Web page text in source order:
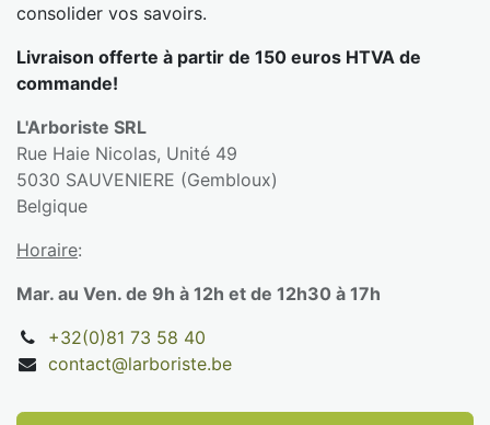
consolider vos savoirs.
Livraison offerte à partir de 150 euros HTVA de
commande!
L'Arboriste SRL
Rue Haie Nicolas, Unité 49
5030 SAUVENIERE (Gembloux)
Belgique
Horaire:
Mar. au Ven. de 9h à 12h et de 12h30 à 17h
+32(0)81 73 58 40
contact@larboriste.be